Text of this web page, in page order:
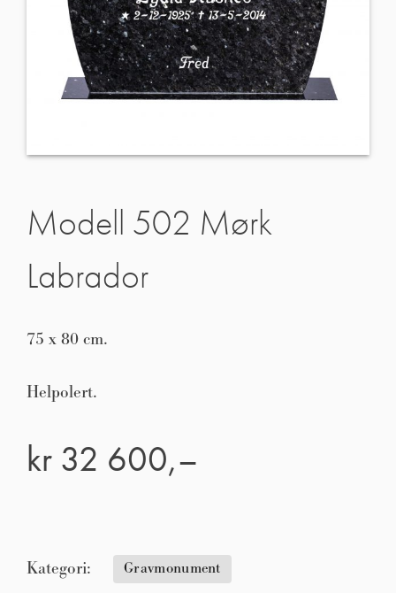
Modell 502 Mørk
Labrador
75 x 80 cm.
Helpolert.
kr 32 600,–
Kategori: Gravmonument